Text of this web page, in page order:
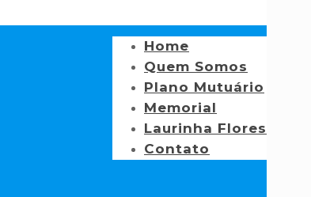
Home
Quem Somos
Plano Mutuário
Memorial
Laurinha Flores
Contato